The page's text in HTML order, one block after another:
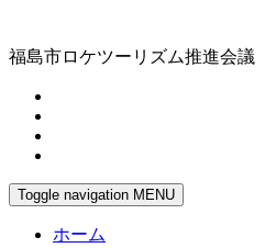
福島市ロケツーリズム推進会議
Toggle navigation MENU
ホーム